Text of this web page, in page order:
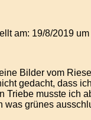
am: 19/8/2019
Bilder vom
gedacht, dass
Triebe musste ich
was grünes